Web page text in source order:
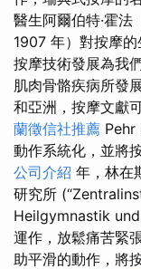
醫生阿爾伯特·霍法
1907 年）對按摩
按摩技術發展為我
肌肉骨骼疾病所發
和亞洲，按摩文獻
蘭徵信社推薦 Pehr
動作系統化，並將
公司介紹 年，林在
研究所
Heilgymnastik und
運作，放鬆痛苦緊
助平滑的動作，將